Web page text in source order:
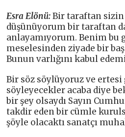
Esra Elönü:Bir taraftan
düşünüyorum bir taraftan
anlayamıyorum. Benim
meselesinden ziyade bir
Bunun varlığını kabul
Bir söz söylüyoruz ve ertesi
söyleyecekler acaba diye
bir şey olsaydı Sayın
takdir eden bir cümle
şöyle olacaktı sanatçı